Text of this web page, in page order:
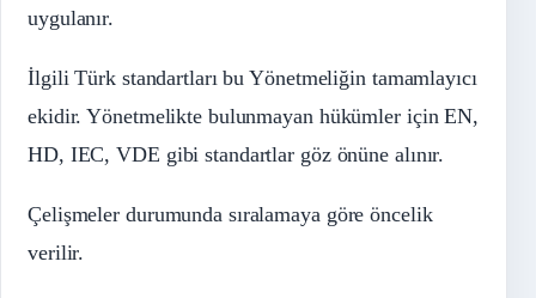
uygulanır.
İlgili Türk standartları bu Yönetmeliğin tamamlayıcı
ekidir. Yönetmelikte bulunmayan hükümler için EN,
HD, IEC, VDE gibi standartlar göz önüne alınır.
Çelişmeler durumunda sıralamaya göre öncelik
verilir.